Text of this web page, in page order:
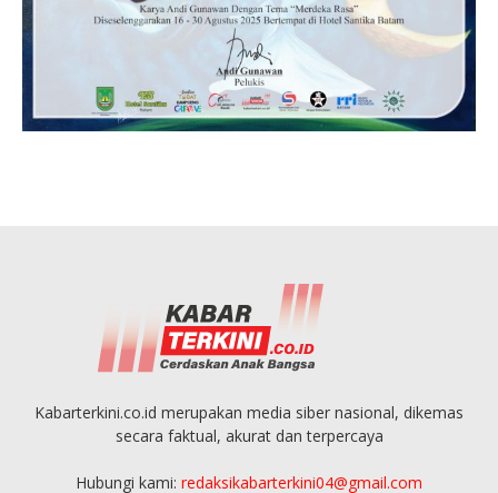
Kabarterkini.co.id merupakan media siber nasional, dikemas
secara faktual, akurat dan terpercaya
Hubungi kami: redaksikabarterkini04@gmail.com